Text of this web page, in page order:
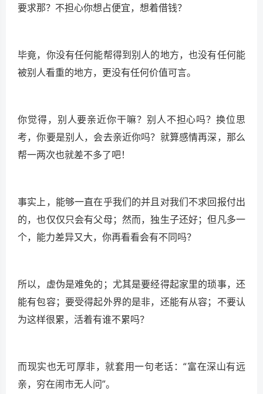
要求那？不担心你想占便宜，想着借钱？
毕竟，你没有任何能帮得到别人的地方，也没有任何能
被别人看重的地方，更没有任何价值可言。
你觉得，别人要亲近你干嘛？别人不担心吗？换位思
考，你要是别人，会去亲近你吗？就算感情再深，那么
帮一两次也就差不多了吧！
事实上，能够一直在乎我们的并且对我们不求回报付出
的，也仅仅只会有父母；然而，独生子还好；但凡多一
个，能力差异又大，你再看看会有不同吗？
所以，虚伪是难免的；尤其是要经得起家里的琐事，还
能有包容；要受得起外界的是非，还能有从容；不要认
为这样很累，活着有谁不累吗？
而现实也无可厚非，就套用一句老话：“富在深山有远
亲，穷在闹市无人问”。